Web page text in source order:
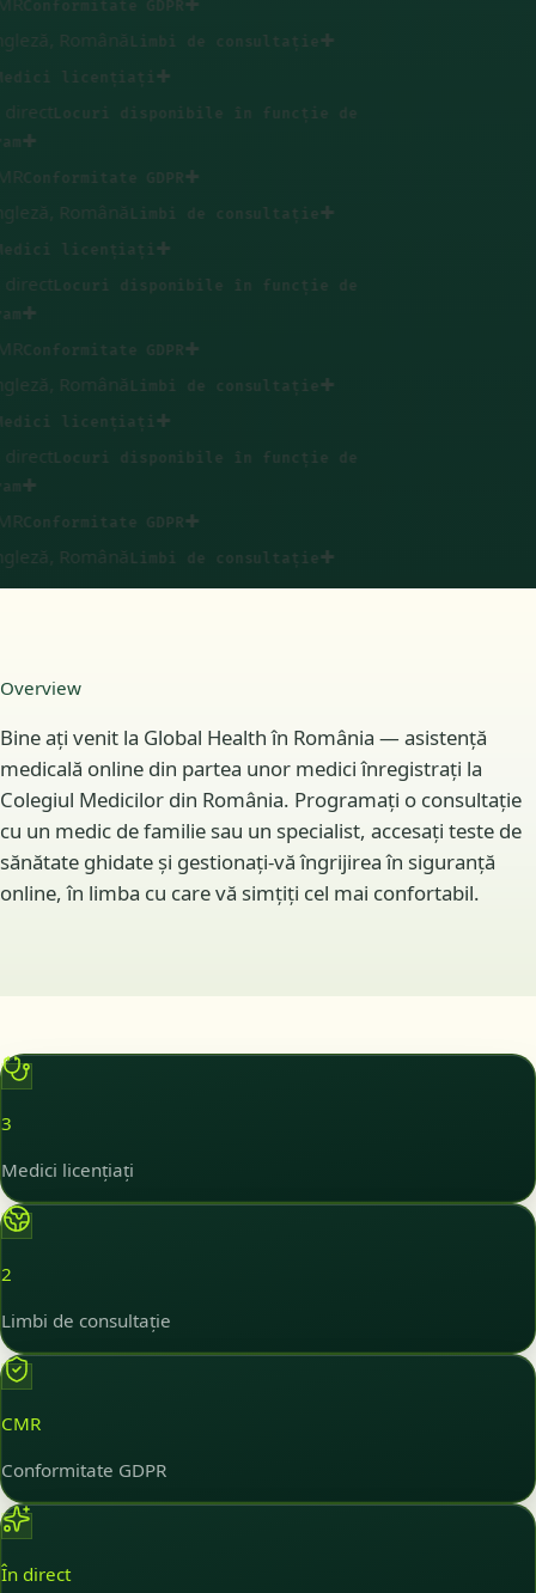
Conformitate GDPR
Română Limbi de consultație✚
licențiați✚
Locuri disponibile în funcție de
Conformitate GDPR ✚
Română Limbi de consultație✚
licențiați✚
Locuri disponibile în funcție de
Conformitate GDPR ✚
Română Limbi de consultație✚
licențiați✚
Locuri disponibile în funcție de
Conformitate GDPR✚
Română Limbi de consultație✚
Overview
Bine ați venit la Global Health în România — asistență
medicală online din partea unor medici înregistrați la
Colegiul Medicilor din România. Programați o consultație
cu un medic de familie sau un specialist, accesați teste de
sănătate ghidate și gestionați-vă îngrijirea în siguranță
online, în limba cu care vă simțiți cel mai confortabil.
3
Medici licențiați
2
Limbi de consultație
CMR
Conformitate GDPR
În direct